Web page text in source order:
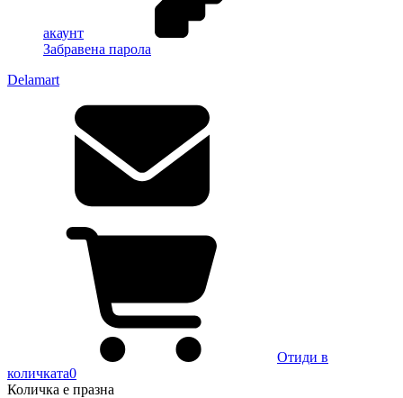
акаунт
Забравена парола
Delamart
Отиди в
количката0
Количка е празна